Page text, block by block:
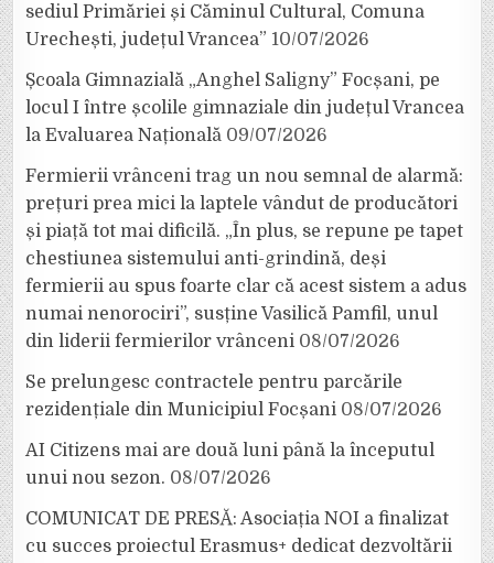
sediul Primăriei și Căminul Cultural, Comuna
Urechești, județul Vrancea” 10/07/2026
Școala Gimnazială „Anghel Saligny” Focșani, pe
locul I între școlile gimnaziale din județul Vrancea
la Evaluarea Națională 09/07/2026
Fermierii vrânceni trag un nou semnal de alarmă:
prețuri prea mici la laptele vândut de producători
și piață tot mai dificilă. „În plus, se repune pe tapet
chestiunea sistemului anti-grindină, deși
fermierii au spus foarte clar că acest sistem a adus
numai nenorociri”, susține Vasilică Pamfil, unul
din liderii fermierilor vrânceni 08/07/2026
Se prelungesc contractele pentru parcările
rezidențiale din Municipiul Focșani 08/07/2026
AI Citizens mai are două luni până la începutul
unui nou sezon. 08/07/2026
COMUNICAT DE PRESĂ: Asociația NOI a finalizat
cu succes proiectul Erasmus+ dedicat dezvoltării